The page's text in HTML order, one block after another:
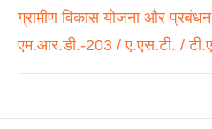
ग्रामीण विकास योजना और
एम.आर.डी.-203 / ए.एस.टी. /